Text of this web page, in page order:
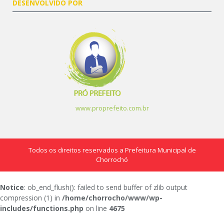
DESENVOLVIDO POR
www.proprefeito.com.br
Todos os direitos reservados a Prefeitura Municipal de
Chorrochó
Notice: ob_end_flush(): failed to send buffer of zlib output
compression (1) in /home/chorrocho/www/wp-
includes/functions.php on line 4675